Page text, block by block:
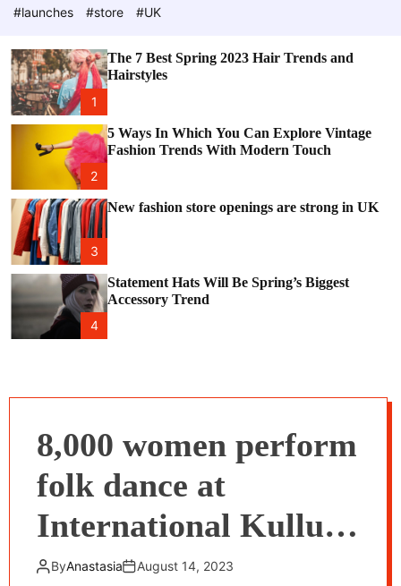
o
e
#launches
#store #UK
1
The 7 Best Spring 2023 Hair Trends and
Hairstyles
2
5 Ways In Which You Can Explore Vintage
Fashion Trends With Modern Touch
3
New fashion store openings are strong in UK
4
Statement Hats Will Be Spring’s Biggest
Accessory Trend
8,000 women perform
folk dance at
International Kullu
Dussehra Festival in
ByAnastasia August 14, 2023